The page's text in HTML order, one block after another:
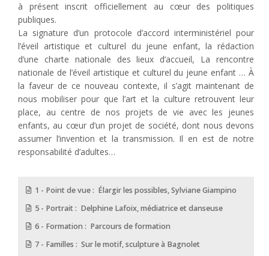
à présent inscrit officiellement au cœur des politiques
publiques.
La signature d’un protocole d’accord interministériel pour
l’éveil artistique et culturel du jeune enfant, la rédaction
d’une charte nationale des lieux d’accueil, La rencontre
nationale de l’éveil artistique et culturel du jeune enfant … À
la faveur de ce nouveau contexte, il s’agit maintenant de
nous mobiliser pour que l’art et la culture retrouvent leur
place, au centre de nos projets de vie avec les jeunes
enfants, au cœur d’un projet de société, dont nous devons
assumer l’invention et la transmission. Il en est de notre
responsabilité d’adultes…
1 - Point de vue : Élargir les possibles, Sylviane Giampino
5 - Portrait : Delphine Lafoix, médiatrice et danseuse
6 - Formation : Parcours de formation
7 - Familles : Sur le motif, sculpture à Bagnolet